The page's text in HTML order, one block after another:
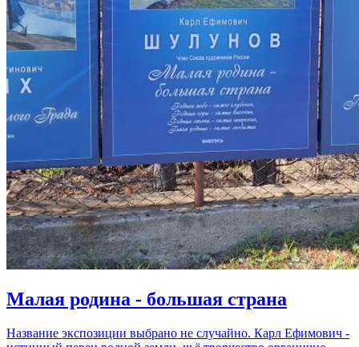
Малая родина - большая страна
Название экспозиции выбрано не случайно. Карл Ефимович -